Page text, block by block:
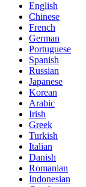
English
Chinese
French
German
Portuguese
Spanish
Russian
Japanese
Korean
Arabic
Irish
Greek
Turkish
Italian
Danish
Romanian
Indonesian